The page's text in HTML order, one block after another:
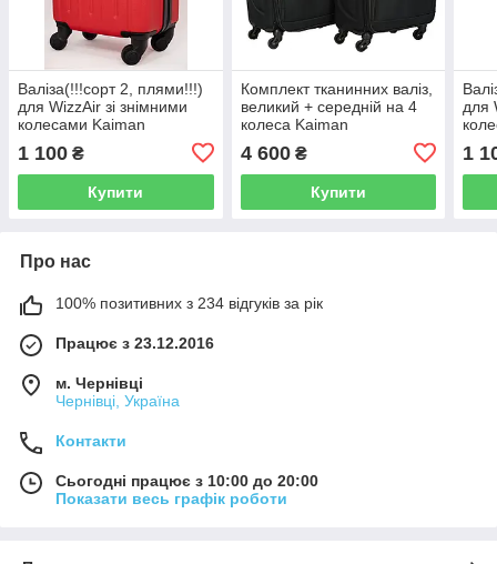
Валіза(!!!сорт 2, плями!!!)
для WizzAir зі знімними
колесами Kaiman
1 100 ₴
Купити
Комплект тканинних валіз,
великий + середній на 4
колеса Kaiman
4 600₴
Купити
для
1
Про нас
100% позитивних з 234 відгуків за рік
Працює з 23.12.2016
м. Чернівці
Чернівці, Україна
Контакти
Сьогодні працює з 10:00 до 20:00
Показати весь графік роботи